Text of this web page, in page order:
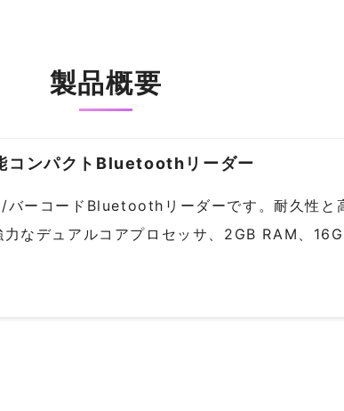
製品概要
コンパクトBluetoothリーダー
ーコードBluetoothリーダーです。耐久性と
なデュアルコアプロセッサ、2GB RAM、